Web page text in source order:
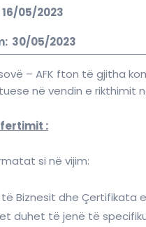
05/2023
30/05/2023
– AFK fton të gjitha
në vendin e
:
si në vijim:
Biznesit dhe Çertifikata e
duhet të jenë të